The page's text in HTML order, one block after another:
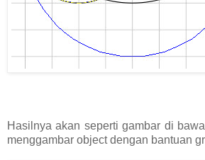
Hasilnya akan seperti gambar di
menggambar object dengan bantuan